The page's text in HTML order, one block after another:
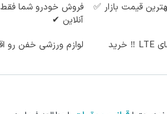
قیمت بازار ✅
فروش خودرو شما
آنلاین ✔
جشنواره فروش مودم های LTE ‼️ خرید
لوازم ورزشی خفن رو